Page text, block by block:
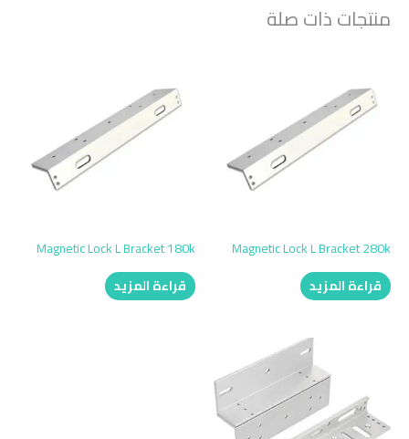
منتجات ذات صلة
Magnetic Lock L Bracket 280k
قراءة المزيد
Magnetic Lock L Bracket 180k
قراءة المزيد